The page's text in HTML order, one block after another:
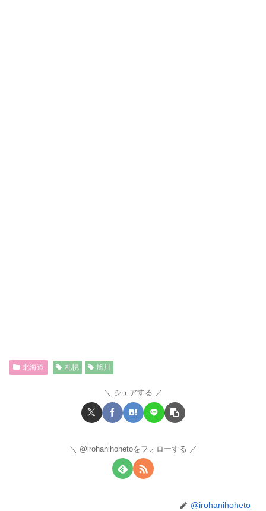
北海道 札幌 旭川
シェアする
@irohanihohetoをフォローする
@irohanihoheto